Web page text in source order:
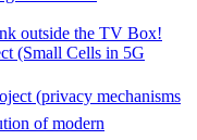
outside the TV Box!
(Small Cells in 5G
(privacy mechanisms
of modern